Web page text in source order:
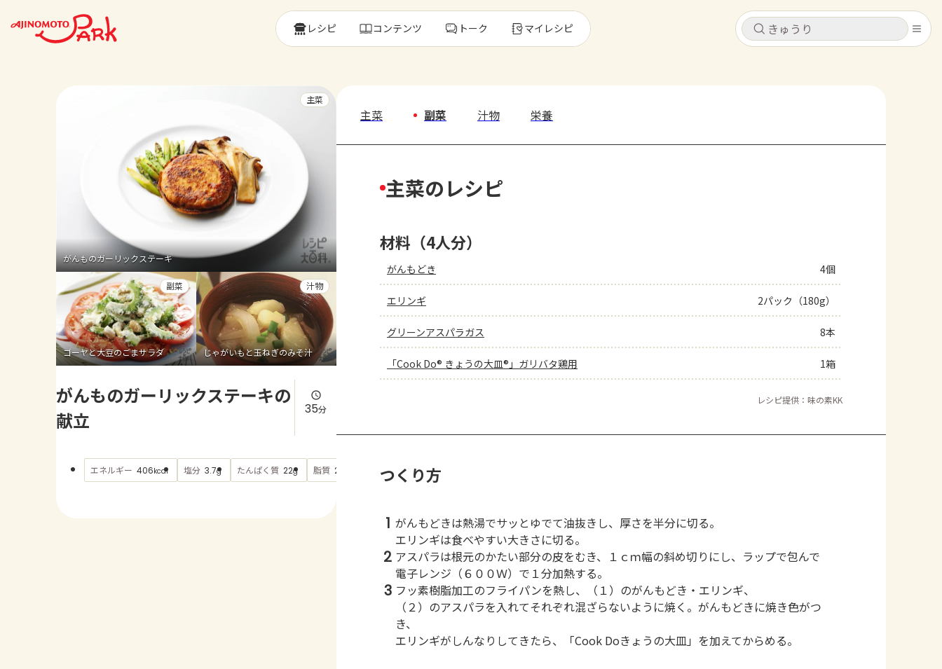
キャンセル
トーク
よくあるお問い合わせ
お買い物
キャンセル
レシピ コンテンツ トーク マイレシピ
がんものガーリックステーキ
主菜
ゴーヤと大豆のごまサラダ
副菜
じゃがいもと玉ねぎのみそ汁
汁物
がんものガーリックステーキの
献立
35分
エネルギー 406kcal 塩分 3.7g たんぱく質 22g 脂質 23.1 もっと見る
主菜 副菜 汁物 栄養
主菜のレシピ
材料（4人分）
がんもどき 4個
エリンギ 2パック（180g）
グリーンアスパラガス 8本
「Cook Do® きょうの大皿®」ガリバタ鶏用 1箱
レシピ提供：味の素KK
つくり方
1 がんもどきは熱湯でサッとゆでて油抜きし、厚さを半分に切る。
エリンギは食べやすい大きさに切る。
2 アスパラは根元のかたい部分の皮をむき、１ｃｍ幅の斜め切りにし、ラップで包んで
電子レンジ（６００Ｗ）で１分加熱する。
3 フッ素樹脂加工のフライパンを熱し、（１）のがんもどき・エリンギ、
（２）のアスパラを入れてそれぞれ混ざらないように焼く。がんもどきに焼き色がつ
き、
エリンギがしんなりしてきたら、「Cook Doきょうの大皿」を加えてからめる。